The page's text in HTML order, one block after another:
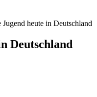
Jugend heute in Deutschland
Deutschland